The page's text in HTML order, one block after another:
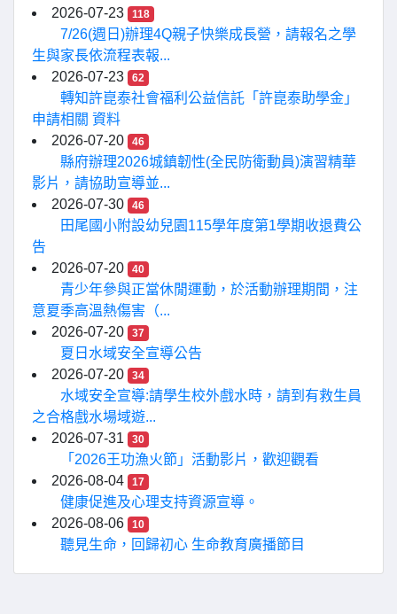
2026-07-23
118
7/26(週日)辦理4Q親子快樂成長營，請報名之學
生與家長依流程表報...
2026-07-23
62
轉知許崑泰社會福利公益信託「許崑泰助學金」
申請相關 資料
2026-07-20
46
縣府辦理2026城鎮韌性(全民防衛動員)演習精華
影片，請協助宣導並...
2026-07-30
46
田尾國小附設幼兒園115學年度第1學期收退費公
告
2026-07-20
40
青少年參與正當休閒運動，於活動辦理期間，注
意夏季高溫熱傷害（...
2026-07-20
37
夏日水域安全宣導公告
2026-07-20
34
水域安全宣導:請學生校外戲水時，請到有救生員
之合格戲水場域遊...
2026-07-31
30
「2026王功漁火節」活動影片，歡迎觀看
2026-08-04
17
健康促進及心理支持資源宣導。
2026-08-06
10
聽見生命，回歸初心 生命教育廣播節目